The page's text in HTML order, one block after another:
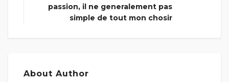
passion, il ne generalement pas
simple de tout mon chosir
About Author